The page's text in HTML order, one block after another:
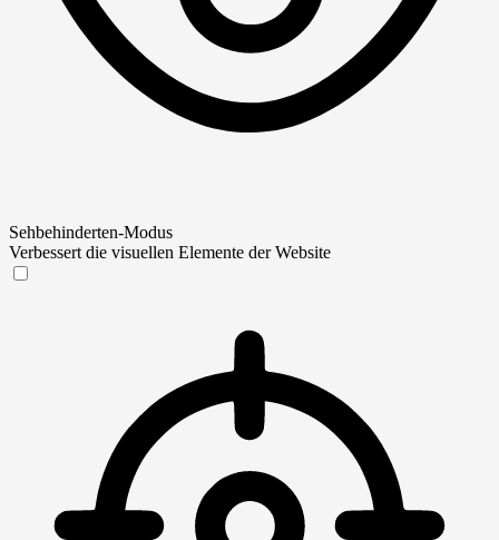
Sehbehinderten-Modus
Verbessert die visuellen Elemente der Website